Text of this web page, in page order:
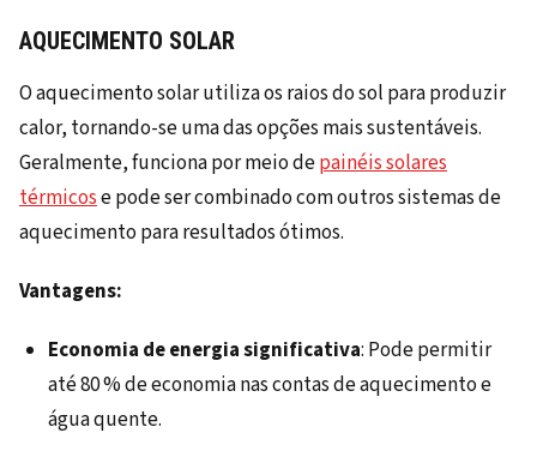
AQUECIMENTO SOLAR
O aquecimento solar utiliza os raios do sol para produzir
calor, tornando-se uma das opções mais sustentáveis.
Geralmente, funciona por meio depainéis solares
térmicose pode ser combinado com outros sistemas de
aquecimento para resultados ótimos.
Vantagens:
Economia de energia significativa: Pode permitir
até 80 % de economia nas contas de aquecimento e
água quente.